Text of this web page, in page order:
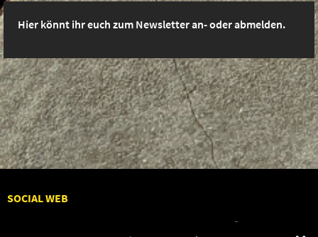
Hier könnt ihr euch zum Newsletter an- oder abmelden.
SOCIAL WEB